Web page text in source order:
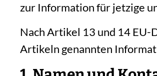
zur Information für jetzige
Nach Artikel 13 und 14
Artikeln genannten